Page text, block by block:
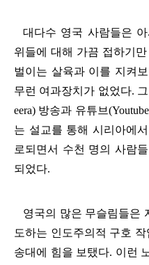
대다수 영국 사람들은
위들에 대해 가끔 접하기
벌이는 살육과 이를 지켜
무런 여과장치가 없었다.
eera) 방송과 유튜브
는 설교를 통해 시리아에
로되면서 수천 명의 사람
되었다.
영국의 많은 무슬림들은
도하는 인도주의적 구호
송대에 힘을 보탰다. 이런